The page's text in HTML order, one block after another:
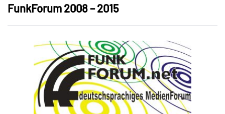
FunkForum 2008 – 2015